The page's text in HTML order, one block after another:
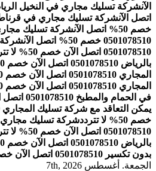
الآن
اتصل الآن
خصم 50% اتصل الآن
شركة تسليك
0501078510 خصم 50% اتصل الآن
شركة
0501078510 اتصل الآن خصم 50% لا تتردد
بالرياض 0501078510 اتصل الآن خصم 50% لا تتردد
المجاري 0501078510 اتصل الآن خصم 50% لا تتردد
المجاري 0501078510 اتصل الآن خصم 50% لا تتردد
في الحمام والمطبخ 0501078510 اتصل الآن خصم 50% لا تتردد
خصم 50% لا تتردد
شركة تسليك
0501078510 اتصل الآن خصم 50% لا تتردد
بالرياض 0501078510 اتصل الآن خصم 50% لا تتردد
بدون تكسير 0501078510 اتصل الآن خصم 50% لا تتردد
الجمعة. أغسطس 7th, 2026